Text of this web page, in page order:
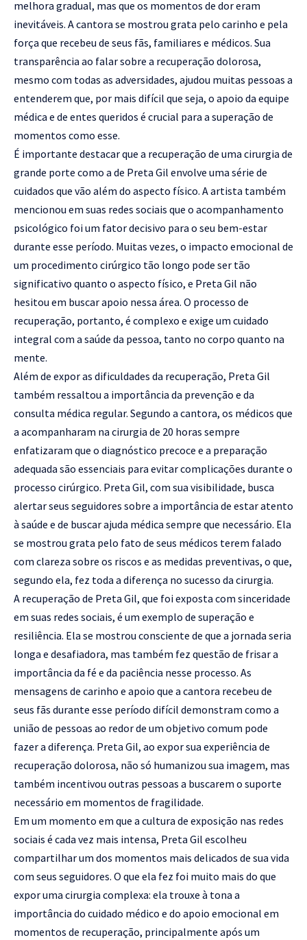
melhora gradual, mas que os momentos de dor eram
inevitáveis. A cantora se mostrou grata pelo carinho e pela
força que recebeu de seus fãs, familiares e médicos. Sua
transparência ao falar sobre a recuperação dolorosa,
mesmo com todas as adversidades, ajudou muitas pessoas a
entenderem que, por mais difícil que seja, o apoio da equipe
médica e de entes queridos é crucial para a superação de
momentos como esse.
É importante destacar que a recuperação de uma cirurgia de
grande porte como a de Preta Gil envolve uma série de
cuidados que vão além do aspecto físico. A artista também
mencionou em suas redes sociais que o acompanhamento
psicológico foi um fator decisivo para o seu bem-estar
durante esse período. Muitas vezes, o impacto emocional de
um procedimento cirúrgico tão longo pode ser tão
significativo quanto o aspecto físico, e Preta Gil não
hesitou em buscar apoio nessa área. O processo de
recuperação, portanto, é complexo e exige um cuidado
integral com a saúde da pessoa, tanto no corpo quanto na
mente.
Além de expor as dificuldades da recuperação, Preta Gil
também ressaltou a importância da prevenção e da
consulta médica regular. Segundo a cantora, os médicos que
a acompanharam na cirurgia de 20 horas sempre
enfatizaram que o diagnóstico precoce e a preparação
adequada são essenciais para evitar complicações durante o
processo cirúrgico. Preta Gil, com sua visibilidade, busca
alertar seus seguidores sobre a importância de estar atento
à saúde e de buscar ajuda médica sempre que necessário. Ela
se mostrou grata pelo fato de seus médicos terem falado
com clareza sobre os riscos e as medidas preventivas, o que,
segundo ela, fez toda a diferença no sucesso da cirurgia.
A recuperação de Preta Gil, que foi exposta com sinceridade
em suas redes sociais, é um exemplo de superação e
resiliência. Ela se mostrou consciente de que a jornada seria
longa e desafiadora, mas também fez questão de frisar a
importância da fé e da paciência nesse processo. As
mensagens de carinho e apoio que a cantora recebeu de
seus fãs durante esse período difícil demonstram como a
união de pessoas ao redor de um objetivo comum pode
fazer a diferença. Preta Gil, ao expor sua experiência de
recuperação dolorosa, não só humanizou sua imagem, mas
também incentivou outras pessoas a buscarem o suporte
necessário em momentos de fragilidade.
Em um momento em que a cultura de exposição nas redes
sociais é cada vez mais intensa, Preta Gil escolheu
compartilhar um dos momentos mais delicados de sua vida
com seus seguidores. O que ela fez foi muito mais do que
expor uma cirurgia complexa: ela trouxe à tona a
importância do cuidado médico e do apoio emocional em
momentos de recuperação, principalmente após um